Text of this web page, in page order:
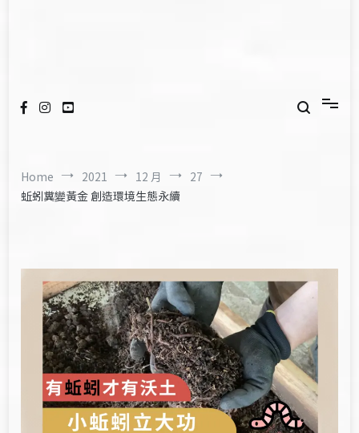
Home 2021 12 月
27
蚯蚓糞變黃金 創造環境生態永續